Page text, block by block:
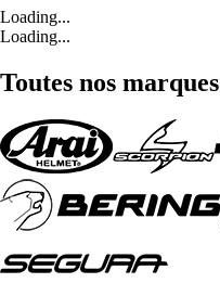
Loading...
Loading...
Toutes nos marques